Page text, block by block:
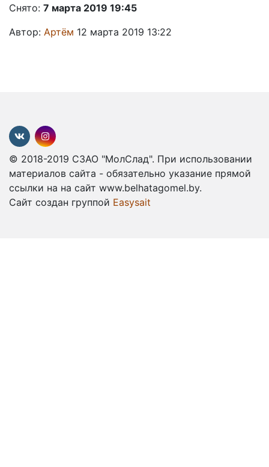
Снято: 7 марта 2019 19:45
Автор: Артём 12 марта 2019 13:22
© 2018-2019 СЗАО "МолСлад". При использовании
материалов сайта - обязательно указание прямой
ссылки на на сайт www.belhatagomel.by.
Сайт создан группой Easysait